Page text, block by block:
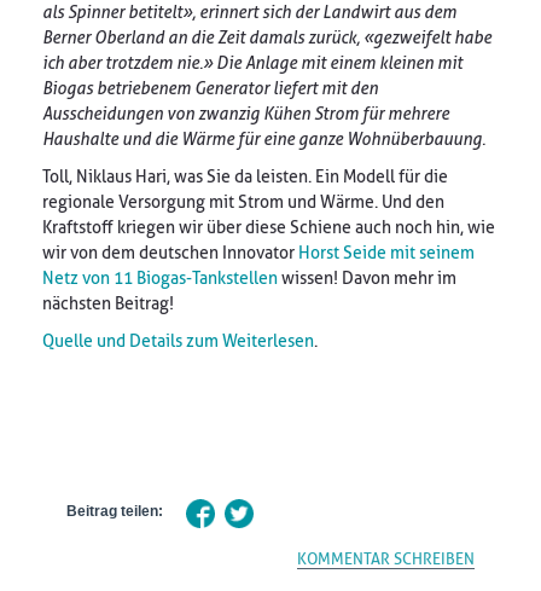
als Spinner betitelt», erinnert sich der Landwirt aus dem
Berner Oberland an die Zeit damals zurück, «gezweifelt habe
ich aber trotzdem nie.» Die Anlage mit einem kleinen mit
Biogas betriebenem Generator liefert mit den
Ausscheidungen von zwanzig Kühen Strom für mehrere
Haushalte und die Wärme für eine ganze Wohnüberbauung.
Toll, Niklaus Hari, was Sie da leisten. Ein Modell für die
regionale Versorgung mit Strom und Wärme. Und den
Kraftstoff kriegen wir über diese Schiene auch noch hin, wie
wir von dem deutschen Innovator Horst Seide mit seinem
Netz von 11 Biogas-Tankstellenwissen! Davon mehr im
nächsten Beitrag!
Quelle und Details zum Weiterlesen.
Beitrag teilen:
KOMMENTAR SCHREIBEN